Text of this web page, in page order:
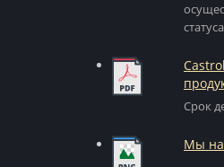
Срок
Мы на